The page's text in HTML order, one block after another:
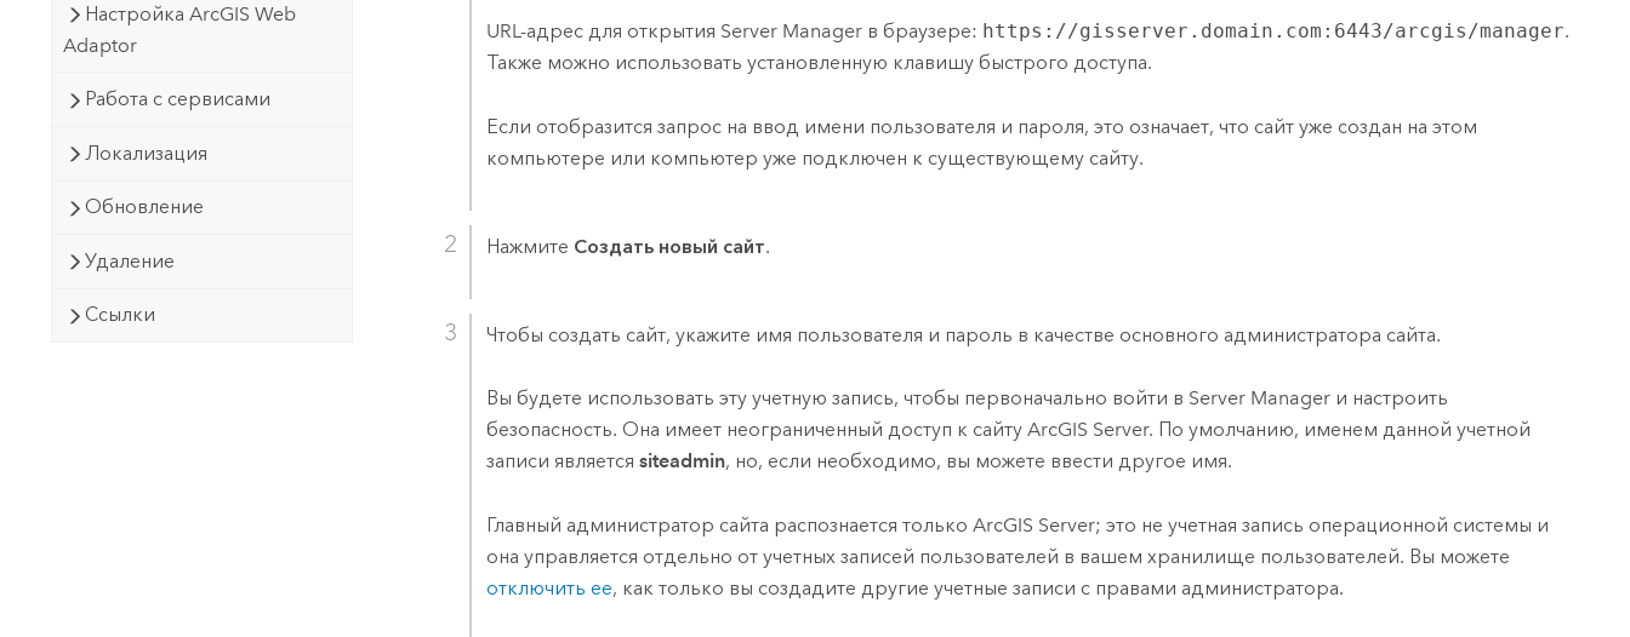
Настройка ArcGIS Web
Adaptor
Работа с сервисами
Локализация
Обновление
Удаление
Ссылки
URL-адрес для открытия Server Manager в браузере: https://gisserver.domain.com:6443/arcgis/manager.
Также можно использовать установленную клавишу быстрого доступа.
Если отобразится запрос на ввод имени пользователя и пароля, это означает, что сайт уже создан на этом
компьютере или компьютер уже подключен к существующему сайту.
Нажмите Создать новый сайт.
Чтобы создать сайт, укажите имя пользователя и пароль в качестве основного администратора сайта.
Вы будете использовать эту учетную запись, чтобы первоначально войти в Server Manager и настроить
безопасность. Она имеет неограниченный доступ к сайтуArcGIS Server. По умолчанию, именем данной учетной
записи являетсяsiteadmin, но, если необходимо, вы можете ввести другое имя.
Главный администратор сайта распознается толькоArcGIS Server; это не учетная запись операционной системы и
она управляется отдельно от учетных записей пользователей в вашем хранилище пользователей. Вы можете
отключить ее, как только вы создадите другие учетные записи с правами администратора.